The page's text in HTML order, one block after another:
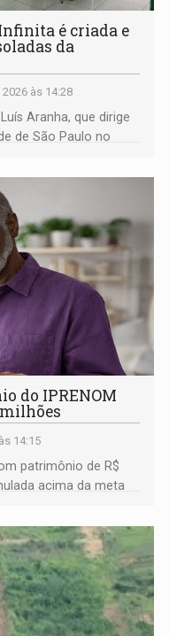
é criada e
da
às 14:28
Aranha, que dirige
de São Paulo no
do IPRENOM
milhões
14:15
patrimônio de R$
acima da meta